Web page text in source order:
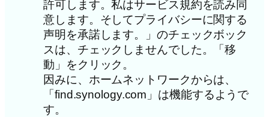
許可します。私はサービス規約を読み同
意します。そしてプライバシーに関する
声明を承諾します。」のチェックボック
スは、チェックしませんでした。「移
動」をクリック。
因みに、ホームネットワークからは、
「find.synology.com」は機能するようで
す。